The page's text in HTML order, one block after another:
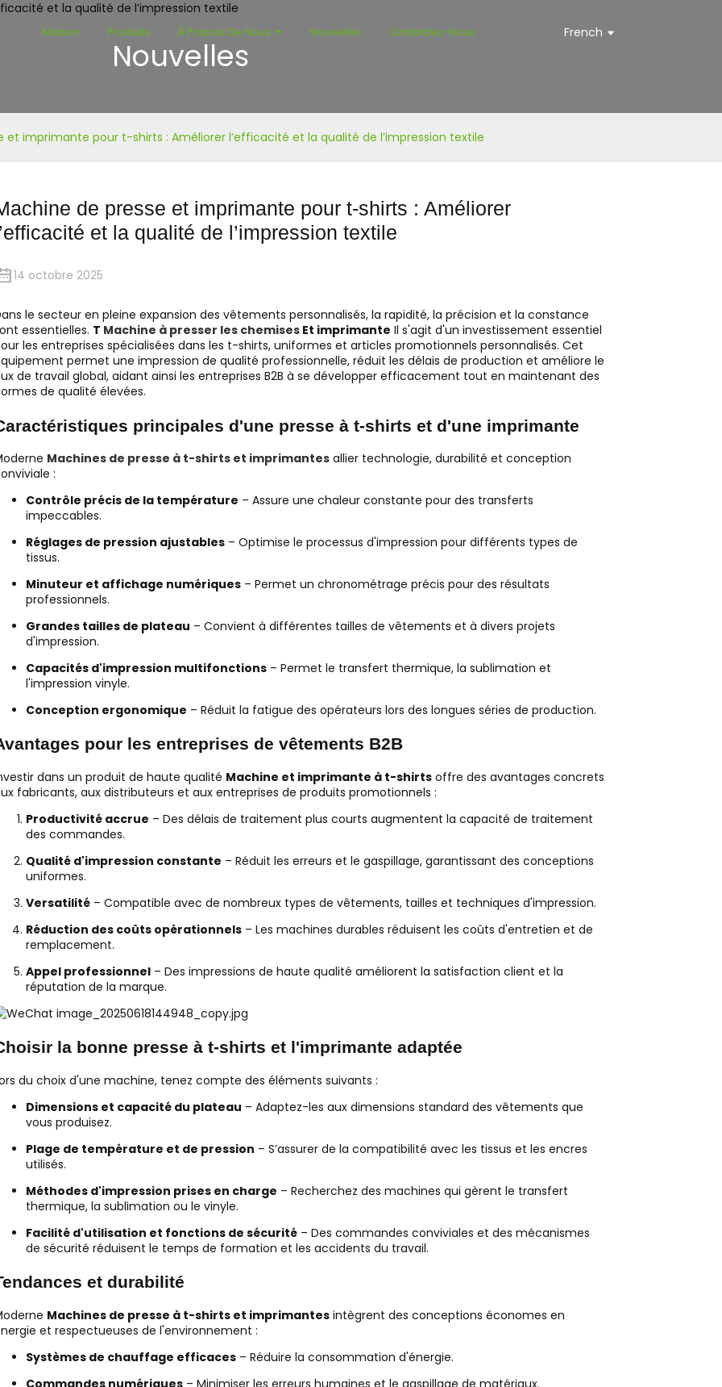
Maison Produits À Propos De Nous Nouvelles Contactez-Nous French
Nouvelles
et imprimante pour t-shirts : Améliorer l’efficacité et la qualité de l’impression textile
de presse et imprimante pour t-shirts : Améliorer
et la qualité de l’impression textile
14 octobre 2025
le secteur en pleine expansion des vêtements personnalisés, la rapidité, la précision et la constance
essentielles. T Machine à presser les chemises Et imprimante Il s'agit d'un investissement essentiel
les entreprises spécialisées dans les t-shirts, uniformes et articles promotionnels personnalisés. Cet
permet une impression de qualité professionnelle, réduit les délais de production et améliore le
de travail global, aidant ainsi les entreprises B2B à se développer efficacement tout en maintenant des
de qualité élevées.
principales d'une presse à t-shirts et d'une imprimante
Machines de presse à t-shirts et imprimantes allier technologie, durabilité et conception
:
Contrôle précis de la température – Assure une chaleur constante pour des transferts
impeccables.
Réglages de pression ajustables – Optimise le processus d'impression pour différents types de
tissus.
Minuteur et affichage numériques – Permet un chronométrage précis pour des résultats
professionnels.
Grandes tailles de plateau – Convient à différentes tailles de vêtements et à divers projets
d'impression.
Capacités d'impression multifonctions – Permet le transfert thermique, la sublimation et
l'impression vinyle.
Conception ergonomique – Réduit la fatigue des opérateurs lors des longues séries de production.
pour les entreprises de vêtements B2B
dans un produit de haute qualité Machine et imprimante à t-shirts offre des avantages concrets
fabricants, aux distributeurs et aux entreprises de produits promotionnels :
Productivité accrue – Des délais de traitement plus courts augmentent la capacité de traitement
des commandes.
Qualité d'impression constante – Réduit les erreurs et le gaspillage, garantissant des conceptions
uniformes.
Versatilité – Compatible avec de nombreux types de vêtements, tailles et techniques d'impression.
Réduction des coûts opérationnels – Les machines durables réduisent les coûts d'entretien et de
remplacement.
Appel professionnel – Des impressions de haute qualité améliorent la satisfaction client et la
réputation de la marque.
la bonne presse à t-shirts et l'imprimante adaptée
du choix d'une machine, tenez compte des éléments suivants :
Dimensions et capacité du plateau – Adaptez-les aux dimensions standard des vêtements que
vous produisez.
Plage de température et de pression – S’assurer de la compatibilité avec les tissus et les encres
utilisés.
Méthodes d'impression prises en charge – Recherchez des machines qui gèrent le transfert
thermique, la sublimation ou le vinyle.
Facilité d'utilisation et fonctions de sécurité – Des commandes conviviales et des mécanismes
de sécurité réduisent le temps de formation et les accidents du travail.
et durabilité
Machines de presse à t-shirts et imprimantes intègrent des conceptions économes en
et respectueuses de l'environnement :
Systèmes de chauffage efficaces – Réduire la consommation d'énergie.
Commandes numériques – Minimiser les erreurs humaines et le gaspillage de matériaux.